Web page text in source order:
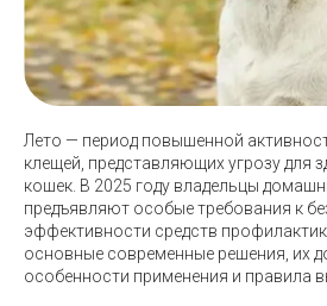
Лето — период повышенной
клещей, представляющих угрозу для
кошек. В 2025 году владельцы
предъявляют особые требования к
эффективности средств
основные современные решения, их
особенности применения и правила